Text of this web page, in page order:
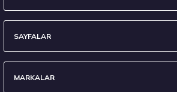
SAYFALAR
MARKALAR